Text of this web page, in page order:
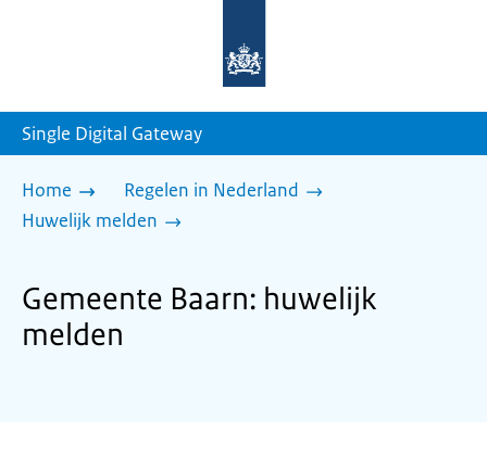
homepage
Single Digital Gateway
Home
Regelen in Nederland
Huwelijk melden
Gemeente Baarn: huwelijk
melden